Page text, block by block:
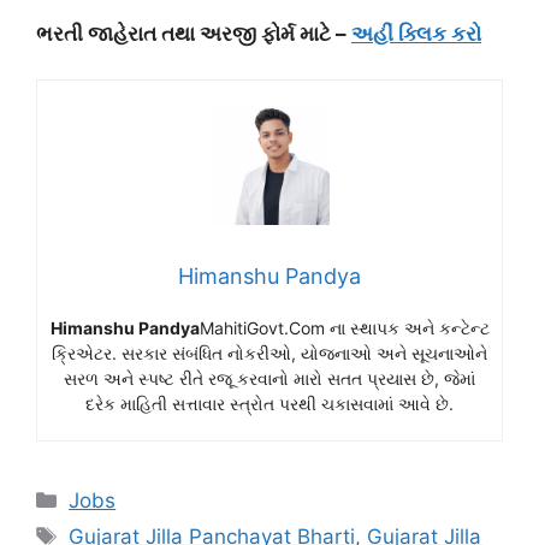
ભરતી જાહેરાત તથા અરજી ફોર્મ માટે – અહીં ક્લિક કરો
Himanshu Pandya
Himanshu PandyaMahitiGovt.Com ના સ્થાપક અને કન્ટેન્ટ
ક્રિએટર. સરકાર સંબંધિત નોકરીઓ, યોજનાઓ અને સૂચનાઓને
સરળ અને સ્પષ્ટ રીતે રજૂ કરવાનો મારો સતત પ્રયાસ છે, જેમાં
દરેક માહિતી સત્તાવાર સ્ત્રોત પરથી ચકાસવામાં આવે છે.
Categories
Jobs
Tags
Gujarat Jilla Panchayat Bharti, Gujarat Jilla